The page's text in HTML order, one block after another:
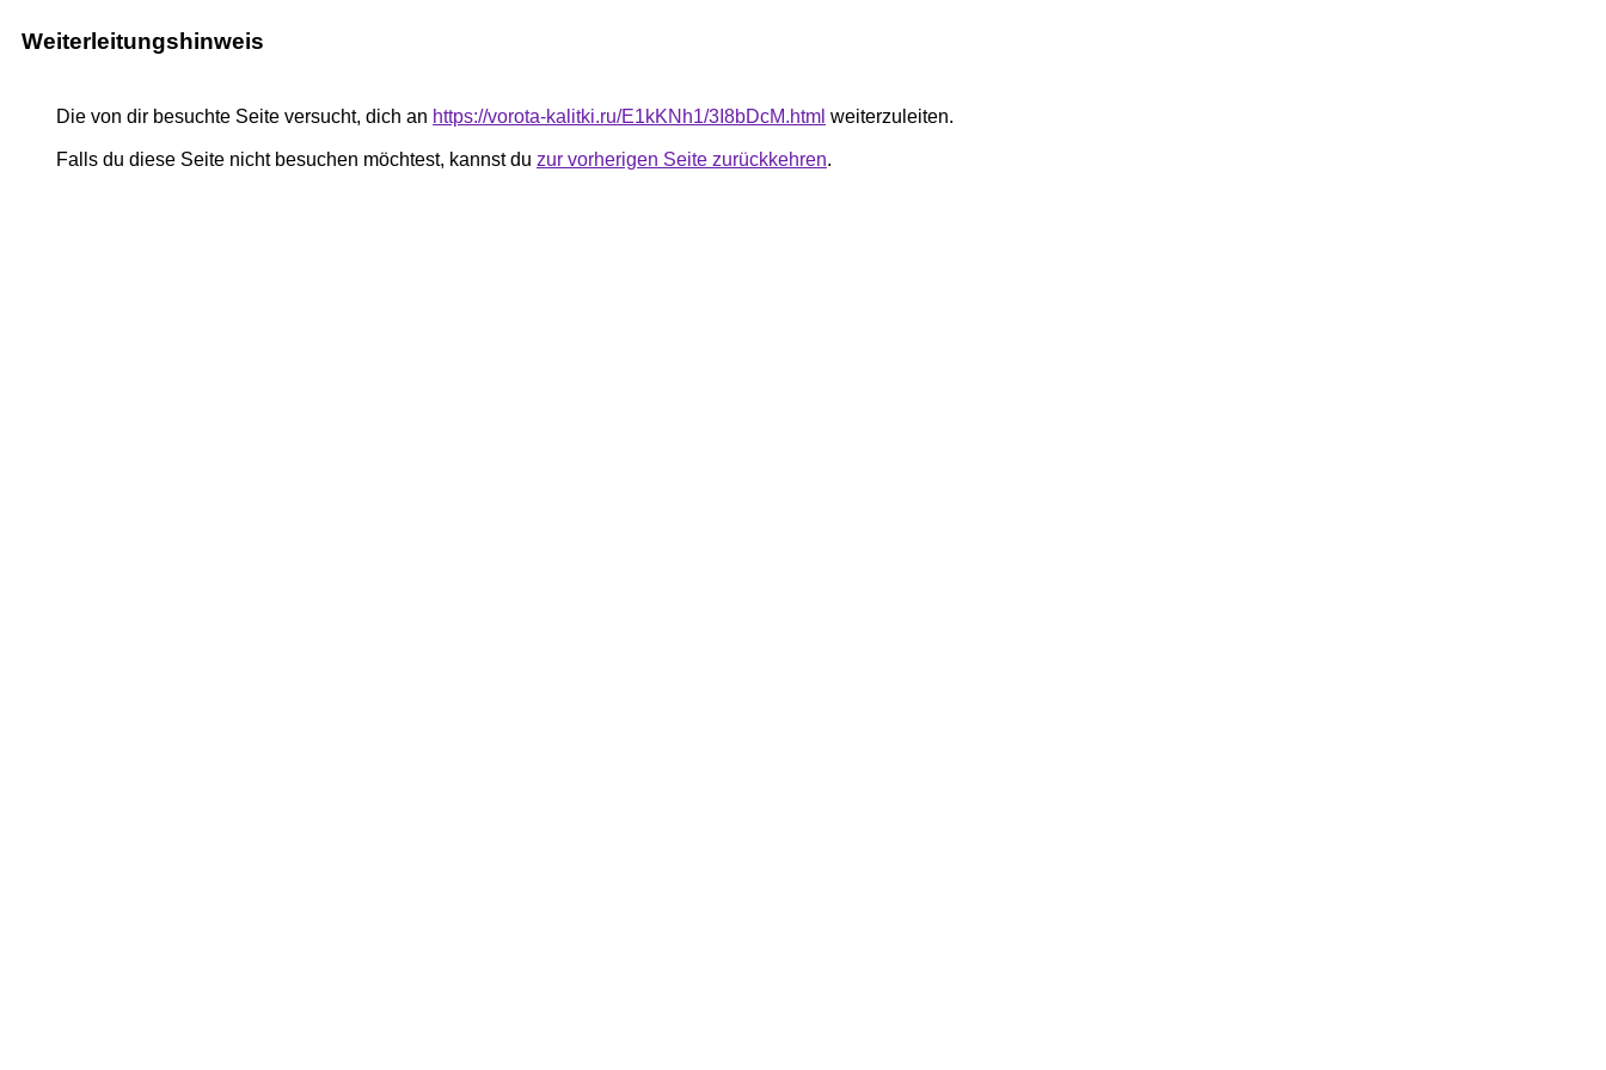
Weiterleitungshinweis
Die von dir besuchte Seite versucht, dich an https://vorota-kalitki.ru/E1kKNh1/3I8bDcM.html weiterzuleiten.
Falls du diese Seite nicht besuchen möchtest, kannst du zur vorherigen Seite zurückkehren.